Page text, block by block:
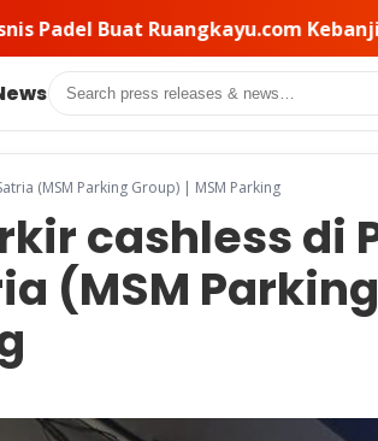
Order, Ini Rahasia Pemilihan
Search
(MSM Parking Group) | MSM Parking
cashless di
(MSM Parking